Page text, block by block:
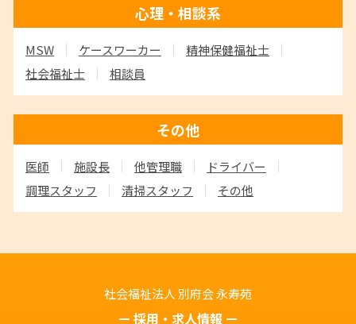
心理・相談系
MSW ケースワーカー
精神保健福祉士
社会福祉士
相談員
その他
医師 施設長 他管理職
ドライバー
調理スタッフ
清掃スタッフ その他
社会福祉法人 別府会永寿苑
採用・求人情報